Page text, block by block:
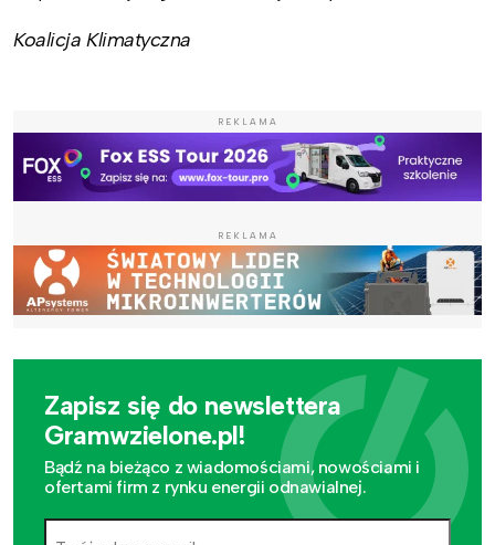
Koalicja Klimatyczna
REKLAMA
REKLAMA
Zapisz się do newslettera
Gramwzielone.pl!
Bądź na bieżąco z wiadomościami, nowościami i
ofertami firm z rynku energii odnawialnej.